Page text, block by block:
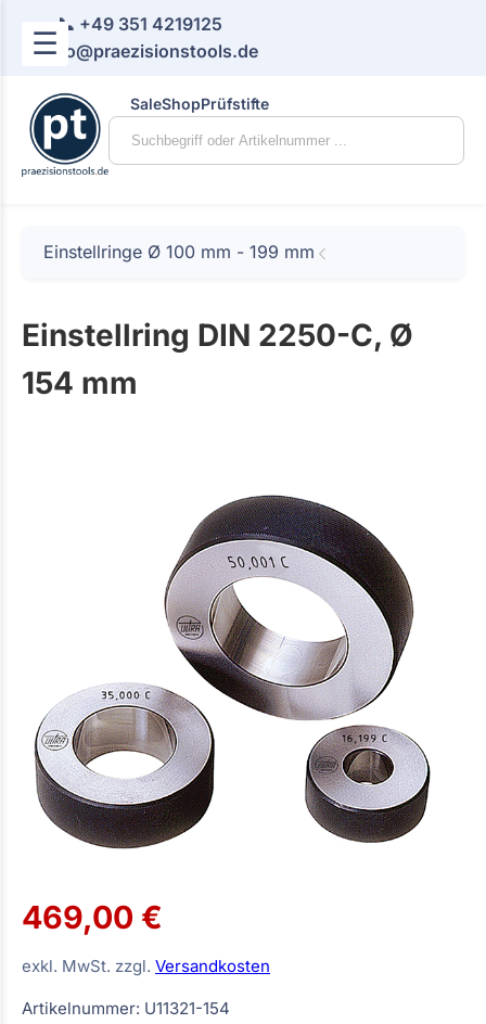
☰
📞 +49 351 4219125
📧 info@praezisionstools.de
SaleShopPrüfstifte
Einstellringe Ø 100 mm - 199 mm
Einstellring DIN 2250-C, Ø
154 mm
469,00 €
exkl. MwSt. zzgl. Versandkosten
Artikelnummer: U11321-154